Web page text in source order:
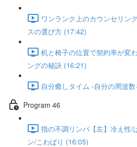
ワンランク上のカウンセリン
スの選び方 (17:42)
机と椅子の位置で契約率が変
ングの秘訣 (16:21)
自分癒しタイム -自分の周波
Program 46
指の不調リンパ【左】冷え性/
ン/こわばり (16:05)